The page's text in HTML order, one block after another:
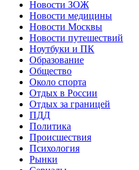
Новости ЗОЖ
Новости медицины
Новости Москвы
Новости путешествий
Ноутбуки и ПК
Образование
Общество
Около спорта
Отдых в России
Отдых за границей
ПДД
Политика
Происшествия
Психология
Рынки